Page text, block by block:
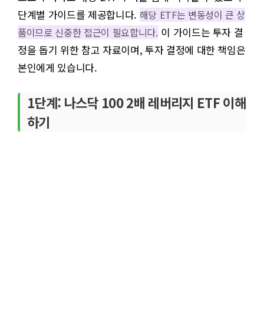
단계별 가이드를 제공합니다. 해당 ETF는 변동성이 큰 상
품이므로 신중한 접근이 필요합니다. 이 가이드는 투자 결
정을 돕기 위한 참고 자료이며, 투자 결정에 대한 책임은
본인에게 있습니다.
1단계: 나스닥 100 2배 레버리지 ETF 이해
하기